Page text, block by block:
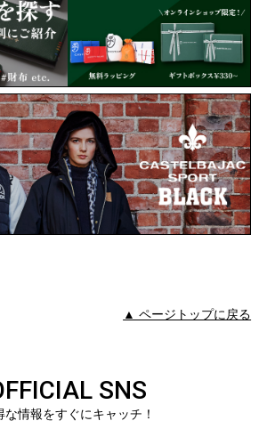
▲ ページトップに戻る
SNS
な情報をすぐにキャッチ！